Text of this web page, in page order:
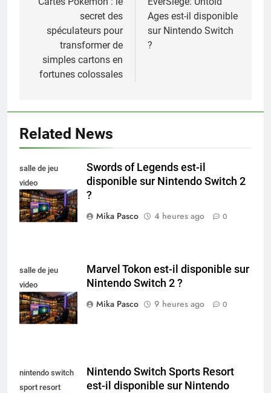
de
l’article
secret des
spéculateurs pour
transformer de
simples cartons en
fortunes colossales
Ages est-il disponible
sur Nintendo Switch
?
Related News
salle de jeu
video
collectionneur
Swords of Legends est-il
disponible sur Nintendo Switch 2
?
Mika Pasco
4 heures ago 0
salle de jeu
video
collectionneur
Marvel Tokon est-il disponible sur
Nintendo Switch 2 ?
Mika Pasco
9 heures ago 0
nintendo switch
sport resort
Nintendo Switch Sports Resort
est-il disponible sur Nintendo